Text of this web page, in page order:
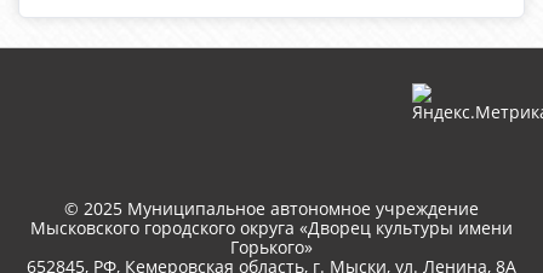
© 2025 Муниципальное автономное учреждение
Мысковского городского округа «Дворец культуры имени
Горького»
652845, РФ, Кемеровская область, г. Мыски, ул. Ленина, 8A